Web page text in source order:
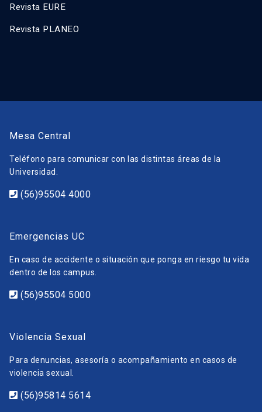
Revista EURE
Revista PLANEO
Mesa Central
Teléfono para comunicar con las distintas áreas de la
Universidad.
(56)95504 4000
Emergencias UC
En caso de accidente o situación que ponga en riesgo tu vida
dentro de los campus.
(56)95504 5000
Violencia Sexual
Para denuncias, asesoría o acompañamiento en casos de
violencia sexual.
(56)95814 5614